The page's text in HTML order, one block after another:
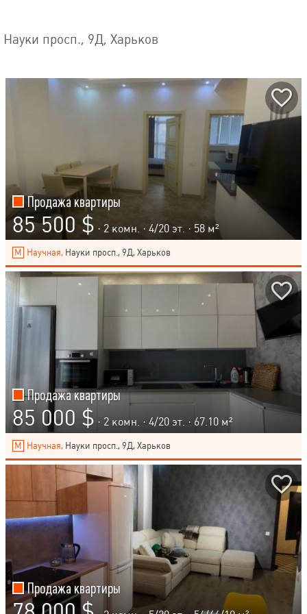
Науки просп., 9Д, Харьков
Продажа квартиры
85 500 $ · 2 комн. · 4/20 эт. · 58 м²
Научная, Науки просп., 9Д, Харьков
Продажа квартиры
85 000 $ · 2 комн. · 4/20 эт. · 67.10 м²
Научная, Науки просп., 9Д, Харьков
Продажа квартиры